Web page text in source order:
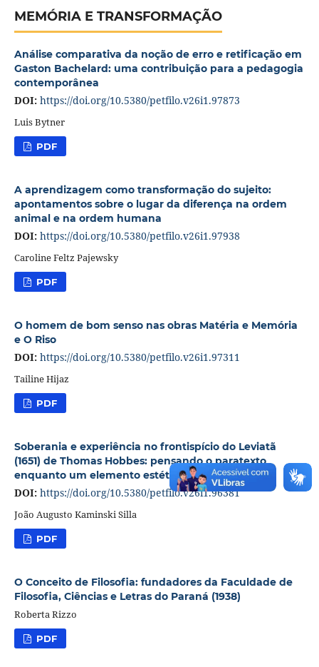
MEMÓRIA E TRANSFORMAÇÃO
Análise comparativa da noção de erro e retificação em
Gaston Bachelard: uma contribuição para a pedagogia
contemporânea
DOI: https://doi.org/10.5380/petfilo.v26i1.97873
Luis Bytner
PDF
A aprendizagem como transformação do sujeito:
apontamentos sobre o lugar da diferença na ordem
animal e na ordem humana
DOI: https://doi.org/10.5380/petfilo.v26i1.97938
Caroline Feltz Pajewsky
PDF
O homem de bom senso nas obras Matéria e Memória
e O Riso
DOI: https://doi.org/10.5380/petfilo.v26i1.97311
Tailine Hijaz
PDF
Soberania e experiência no frontispício do Leviatã
(1651) de Thomas Hobbes: pensando o paratexto
enquanto um elemento estético-político
DOI: https://doi.org/10.5380/petfilo.v26i1.96381
João Augusto Kaminski Silla
PDF
O Conceito de Filosofia: fundadores da Faculdade de
Filosofia, Ciências e Letras do Paraná (1938)
Roberta Rizzo
PDF